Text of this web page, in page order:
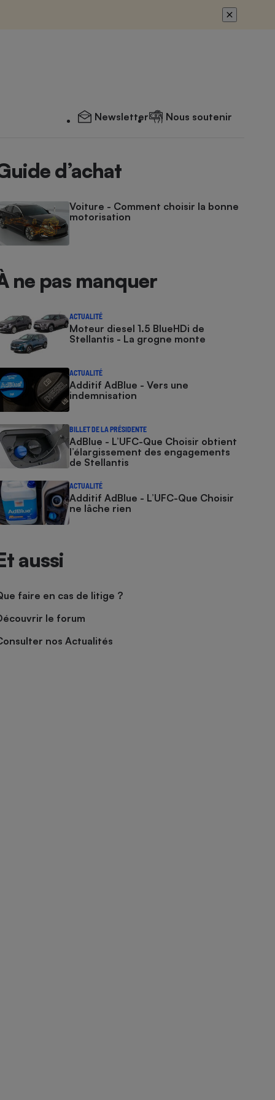
Newsletter Nous soutenir
d’achat
Voiture - Comment choisir la bonne
motorisation
ne pas manquer
ACTUALITÉ
Moteur diesel 1.5 BlueHDi de
Stellantis - La grogne monte
ACTUALITÉ
Additif AdBlue - Vers une
indemnisation
BILLET DE LA PRÉSIDENTE
AdBlue - L’UFC-Que Choisir obtient
l’élargissement des engagements
de Stellantis
ACTUALITÉ
Additif AdBlue - L’UFC-Que Choisir
ne lâche rien
aussi
faire en cas de litige ?
le forum
nos Actualités